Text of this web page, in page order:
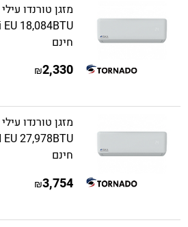
חינם
2,330
₪
חינם
3,754
₪